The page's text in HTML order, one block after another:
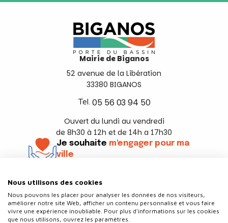
Mairie de Biganos
52 avenue de la Libération
33380 BIGANOS
Tel. 05 56 03 94 50
Ouvert du lundi au vendredi
de 8h30 à 12h et de 14h a 17h30
Je souhaite m'engager pour ma
ville
Nous utilisons des cookies
Nous pouvons les placer pour analyser les données de nos visiteurs,
améliorer notre site Web, afficher un contenu personnalisé et vous faire
vivre une expérience inoubliable. Pour plus d'informations sur les cookies
que nous utilisons, ouvrez les paramètres.